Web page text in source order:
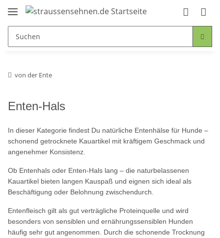
von der Ente
Enten-Hals
In dieser Kategorie findest Du natürliche Entenhälse für Hunde –
schonend getrocknete Kauartikel mit kräftigem Geschmack und
angenehmer Konsistenz.
Ob Entenhals oder Enten-Hals lang – die naturbelassenen
Kauartikel bieten langen Kauspaß und eignen sich ideal als
Beschäftigung oder Belohnung zwischendurch.
Entenfleisch gilt als gut verträgliche Proteinquelle und wird
besonders von sensiblen und ernährungssensiblen Hunden
häufig sehr gut angenommen. Durch die schonende Trocknung